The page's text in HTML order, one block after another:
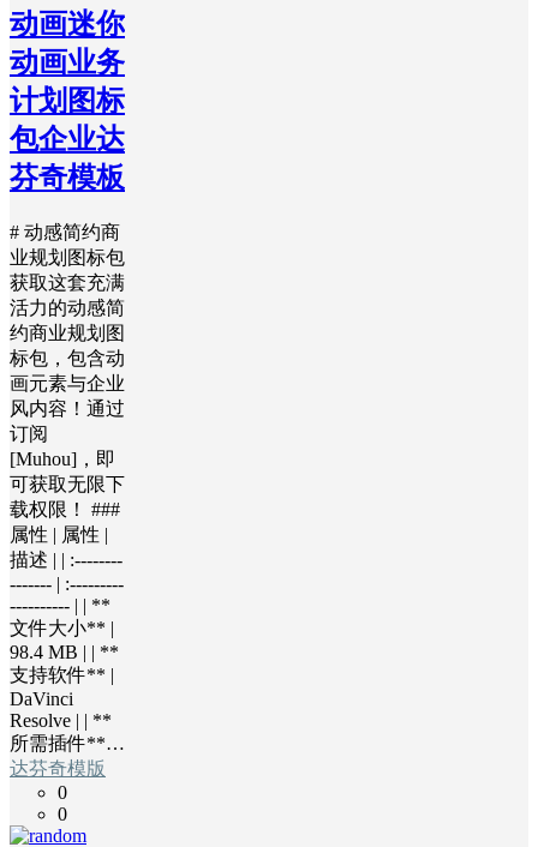
动画迷你
动画业务
计划图标
包企业达
芬奇模板
# 动感简约商
业规划图标包
获取这套充满
活力的动感简
约商业规划图
标包，包含动
画元素与企业
风内容！通过
订阅
[Muhou]，即
可获取无限下
载权限！ ###
属性 | 属性 |
描述 | | :--------
------- | :---------
---------- | | **
文件大小** |
98.4 MB | | **
支持软件** |
DaVinci
Resolve | | **
所需插件**…
达芬奇模版
0
0